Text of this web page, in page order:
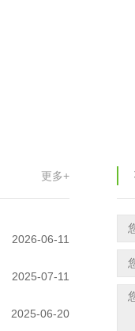
更多+